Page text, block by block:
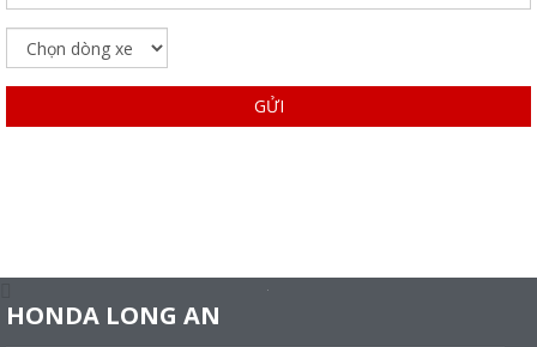
GỬI
HONDA LONG AN